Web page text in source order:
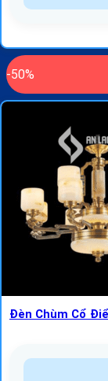
-50%
Đèn Chùm Cổ